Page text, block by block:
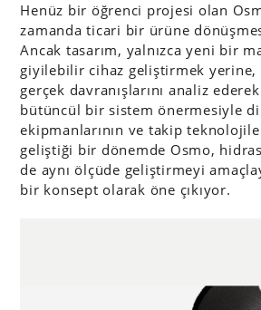
Henüz bir öğrenci projesi olan
zamanda ticari bir ürüne
Ancak tasarım, yalnızca yeni bir
giyilebilir cihaz geliştirmek yerine,
gerçek davranışlarını analiz
bütüncül bir sistem önermesiyle
ekipmanlarının ve takip
geliştiği bir dönemde Osmo,
de aynı ölçüde geliştirmeyi
bir konsept olarak öne çıkıyor.